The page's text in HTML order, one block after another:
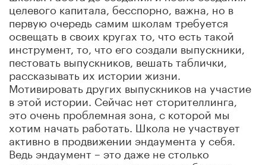
целевого капитала, бесспорно, важна, но в
первую очередь самим школам требуется
освещать в своих кругах то, что есть такой
инструмент, то, что его создали выпускники,
пестовать выпускников, вешать таблички,
рассказывать их истории жизни.
Мотивировать других выпускников на участие
в этой истории. Сейчас нет сторителлинга,
это очень проблемная зона, с которой мы
хотим начать работать. Школа не участвует
активно в продвижении эндаумента у себя.
Ведь эндаумент – это даже не столько